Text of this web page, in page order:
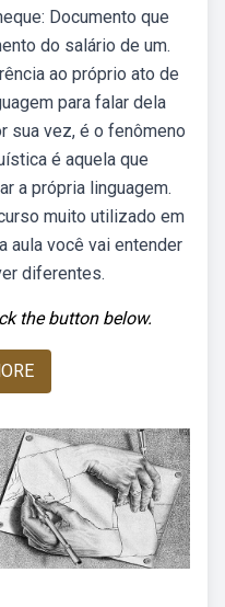
Documento que
do salário de um.
ao próprio ato de
para falar dela
sua vez, é o fenômeno
é aquela que
a própria linguagem.
muito utilizado em
aula você vai entender
diferentes.
the button below.